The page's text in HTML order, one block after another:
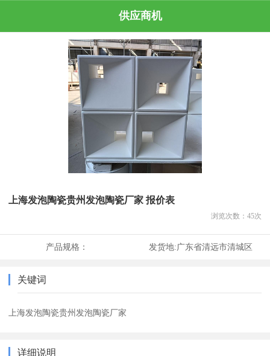
供应商机
上海发泡陶瓷贵州发泡陶瓷厂家 报价表
浏览次数： 45次
产品规格： 发货地:广东省清远市清城区
关键词
上海发泡陶瓷贵州发泡陶瓷厂家
详细说明